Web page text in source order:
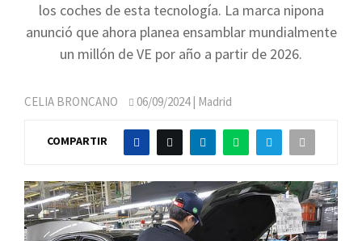
los coches de esta tecnología. La marca nipona
anunció que ahora planea ensamblar mundialmente
un millón de VE por año a partir de 2026.
CELIA BRONCANO 06/09/2024| Madrid
COMPARTIR